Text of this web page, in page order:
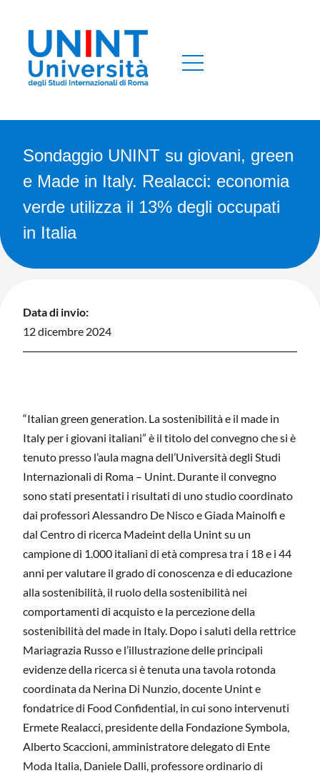
Sondaggio UNINT su giovani, green
e Made in Italy. Realacci: economia
verde utilizza il 13% degli occupati
in Italia
Data di invio:
12 dicembre 2024
“Italian green generation. La sostenibilità e il made in
Italy per i giovani italiani” è il titolo del convegno che si è
tenuto presso l’aula magna dell’Università degli Studi
Internazionali di Roma – Unint. Durante il convegno
sono stati presentati i risultati di uno studio coordinato
dai professori Alessandro De Nisco e Giada Mainolfi e
dal Centro di ricerca Madeint della Unint su un
campione di 1.000 italiani di età compresa tra i 18 e i 44
anni per valutare il grado di conoscenza e di educazione
alla sostenibilità, il ruolo della sostenibilità nei
comportamenti di acquisto e la percezione della
sostenibilità del made in Italy. Dopo i saluti della rettrice
Mariagrazia Russo e l’illustrazione delle principali
evidenze della ricerca si è tenuta una tavola rotonda
coordinata da Nerina Di Nunzio, docente Unint e
fondatrice di Food Confidential, in cui sono intervenuti
Ermete Realacci, presidente della Fondazione Symbola,
Alberto Scaccioni, amministratore delegato di Ente
Moda Italia, Daniele Dalli, professore ordinario di